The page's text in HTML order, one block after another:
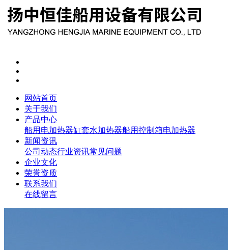
网站首页
关于我们
产品中心
船用电加热器缸套水加热器船用控制箱电加热器
新闻资讯
公司动态行业资讯常见问题
企业文化
荣誉资质
联系我们
在线留言